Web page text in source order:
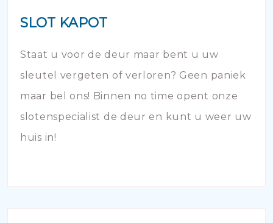
SLOT KAPOT
Staat u voor de deur maar bent u uw
sleutel vergeten of verloren? Geen paniek
maar bel ons! Binnen no time opent onze
slotenspecialist de deur en kunt u weer uw
huis in!